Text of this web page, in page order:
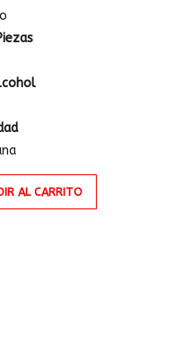
AL CARRITO